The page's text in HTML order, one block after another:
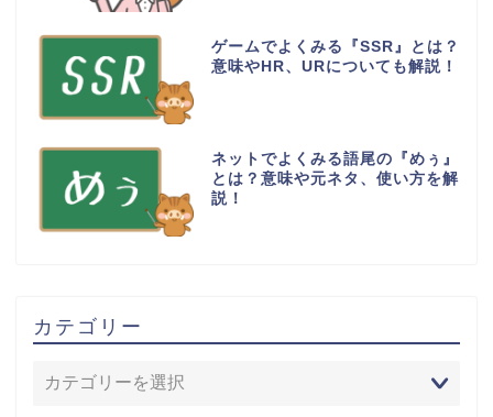
ゲームでよくみる『SSR』とは？
意味やHR、URについても解説！
ネットでよくみる語尾の『めぅ』
とは？意味や元ネタ、使い方を解
説！
カテゴリー